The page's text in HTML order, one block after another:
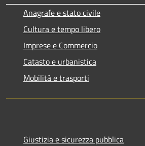
Anagrafe e stato civile
Cultura e tempo libero
Imprese e Commercio
Catasto e urbanistica
Mobilità e trasporti
Giustizia e sicurezza pubblica